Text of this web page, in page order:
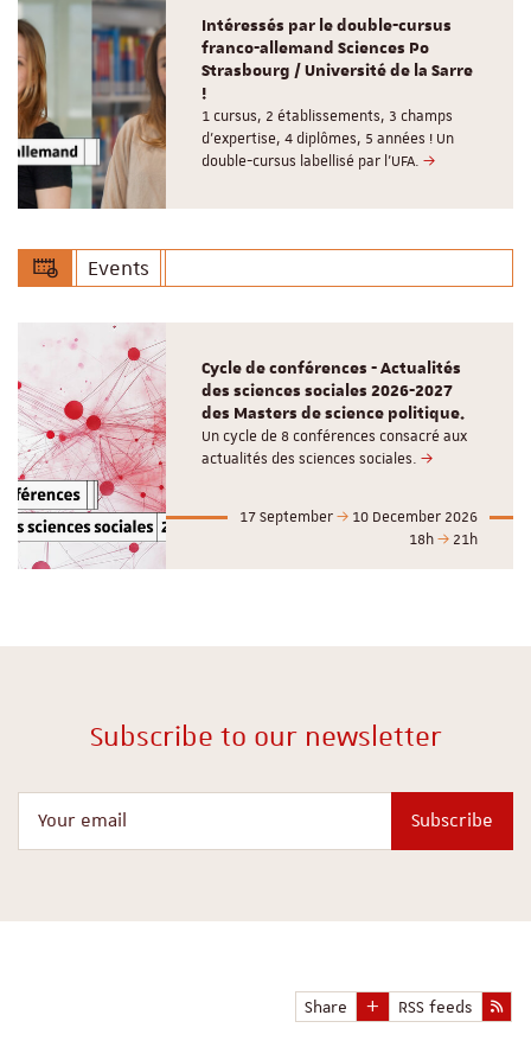
Intéressés par le double-cursus
franco-allemand Sciences Po
Strasbourg / Université de la Sarre
!
1 cursus, 2 établissements, 3 champs
d’expertise, 4 diplômes, 5 années ! Un
double-cursus labellisé par l'UFA.
Events
Cycle de conférences - Actualités
des sciences sociales 2026-2027
des Masters de science politique.
Un cycle de 8 conférences consacré aux
actualités des sciences sociales.
17 September
10 December 2026
18h
21h
Subscribe to our newsletter
Subscribe
Share RSS feeds